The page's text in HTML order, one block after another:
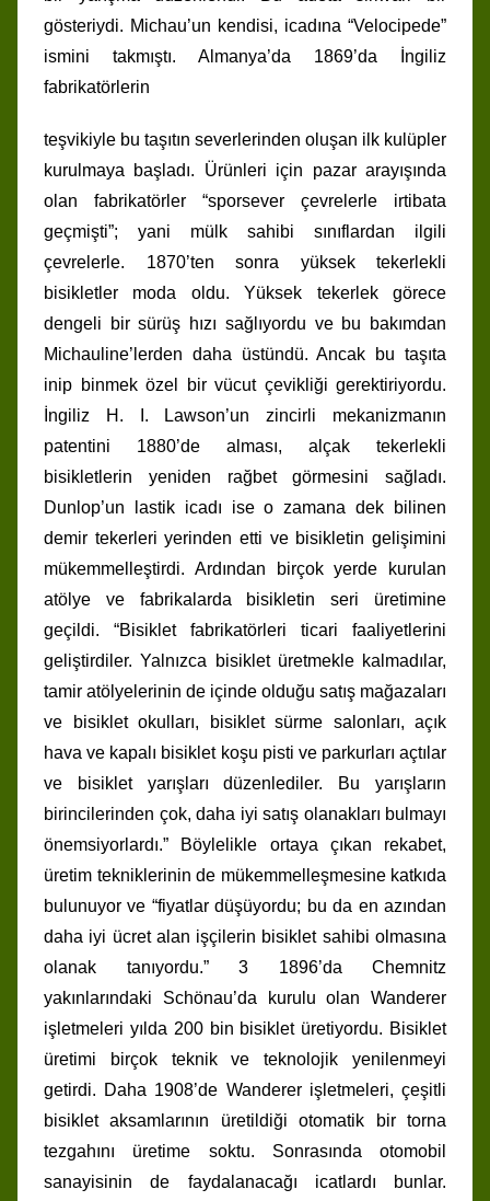
gösteriydi. Michau’un kendisi, icadına “Velocipede”
ismini takmıştı. Almanya’da 1869’da İngiliz
fabrikatörlerin
teşvikiyle bu taşıtın severlerinden oluşan ilk kulüpler
kurulmaya başladı. Ürünleri için pazar arayışında
olan fabrikatörler “sporsever çevrelerle irtibata
geçmişti”; yani mülk sahibi sınıflardan ilgili
çevrelerle. 1870’ten sonra yüksek tekerlekli
bisikletler moda oldu. Yüksek tekerlek görece
dengeli bir sürüş hızı sağlıyordu ve bu bakımdan
Michauline’lerden daha üstündü. Ancak bu taşıta
inip binmek özel bir vücut çevikliği gerektiriyordu.
İngiliz H. I. Lawson’un zincirli mekanizmanın
patentini 1880’de alması, alçak tekerlekli
bisikletlerin yeniden rağbet görmesini sağladı.
Dunlop’un lastik icadı ise o zamana dek bilinen
demir tekerleri yerinden etti ve bisikletin gelişimini
mükemmelleştirdi. Ardından birçok yerde kurulan
atölye ve fabrikalarda bisikletin seri üretimine
geçildi. “Bisiklet fabrikatörleri ticari faaliyetlerini
geliştirdiler. Yalnızca bisiklet üretmekle kalmadılar,
tamir atölyelerinin de içinde olduğu satış mağazaları
ve bisiklet okulları, bisiklet sürme salonları, açık
hava ve kapalı bisiklet koşu pisti ve parkurları açtılar
ve bisiklet yarışları düzenlediler. Bu yarışların
birincilerinden çok, daha iyi satış olanakları bulmayı
önemsiyorlardı.” Böylelikle ortaya çıkan rekabet,
üretim tekniklerinin de mükemmelleşmesine katkıda
bulunuyor ve “fiyatlar düşüyordu; bu da en azından
daha iyi ücret alan işçilerin bisiklet sahibi olmasına
olanak tanıyordu.” 3 1896’da Chemnitz
yakınlarındaki Schönau’da kurulu olan Wanderer
işletmeleri yılda 200 bin bisiklet üretiyordu. Bisiklet
üretimi birçok teknik ve teknolojik yenilenmeyi
getirdi. Daha 1908’de Wanderer işletmeleri, çeşitli
bisiklet aksamlarının üretildiği otomatik bir torna
tezgahını üretime soktu. Sonrasında otomobil
sanayisinin de faydalanacağı icatlardı bunlar.